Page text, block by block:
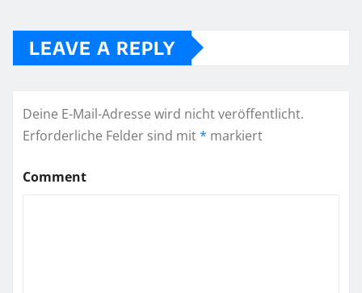
LEAVE A REPLY
Deine E-Mail-Adresse wird nicht veröffentlicht.
Erforderliche Felder sind mit* markiert
Comment